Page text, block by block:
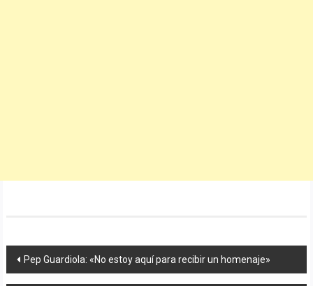
Navegación
Pep Guardiola: «No estoy aquí para recibir un homenaje»